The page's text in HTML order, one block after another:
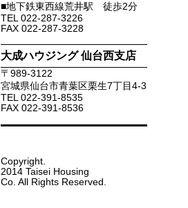
■地下鉄東西線荒井駅 徒歩2分
TEL 022-287-3226
FAX 022-287-3228
大成ハウジング 仙台西支店
〒 989-3122
宮城県仙台市青葉区栗生7丁目4-3
TEL 022-391-8535
FAX 022-391-8536
Copyright.
2014 Taisei Housing
Co. All Rights Reserved.